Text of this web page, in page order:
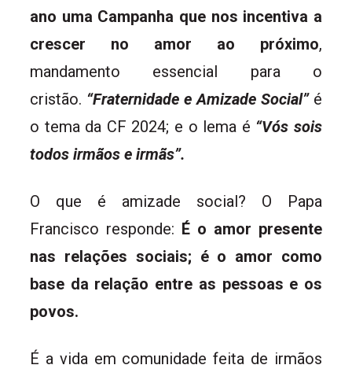
ano uma Campanha que nos incentiva a
crescer no amor ao próximo,
mandamento essencial para o
cristão. “Fraternidade e Amizade Social” é
o tema da CF 2024; e o lema é “Vós sois
todos irmãos e irmãs”.
O que é amizade social? O Papa
Francisco responde: É o amor presente
nas relações sociais; é o amor como
base da relação entre as pessoas e os
povos.
É a vida em comunidade feita de irmãos